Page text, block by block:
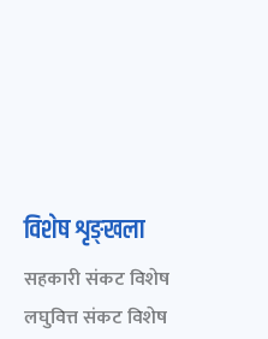
विशेष शृङ्खला
सहकारी संकट विशेष
लघुवित्त संकट विशेष